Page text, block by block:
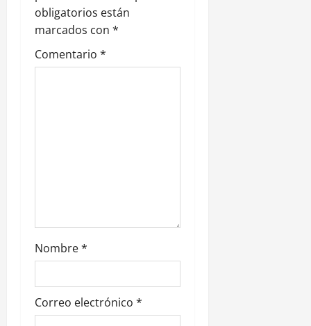
n
d
e
a
d
a
s
obligatorios están
marcados con *
Comentario *
Nombre*
Correo electrónico *